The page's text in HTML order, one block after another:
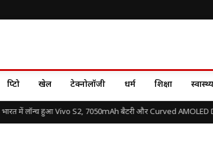
क्रिप्टो खेल टेक्नोलॉजी धर्म शिक्षा स्वास्थ्य
में लॉन्च हुआ Vivo S2, 7050mAh बैटरी और Curved AMOLED